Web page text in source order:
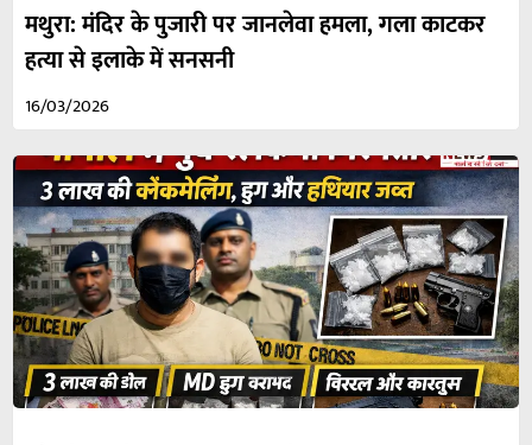
मथुरा: मंदिर के पुजारी पर जानलेवा हमला, गला काटकर
हत्या से इलाके में सनसनी
16/03/2026